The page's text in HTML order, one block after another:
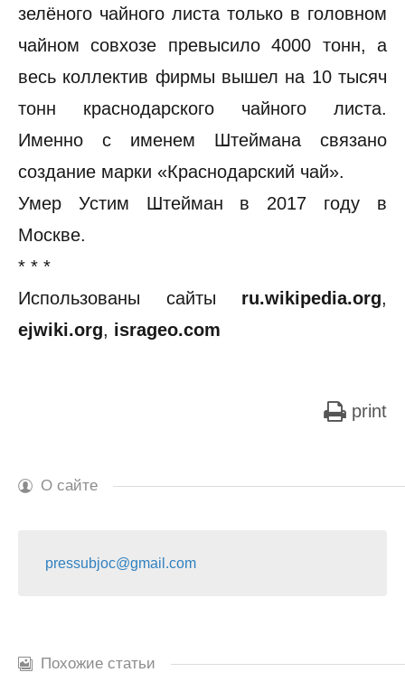
зелёного чайного листа только в головном
чайном совхозе превысило 4000 тонн, а
весь коллектив фирмы вышел на 10 тысяч
тонн краснодарского чайного листа.
Именно с именем Штеймана связано
создание марки «Краснодарский чай».
Умер Устим Штейман в 2017 году в
Москве.
* * *
Использованы сайты ru.wikipedia.org,
ejwiki.org, isrageo.com
print
О сайте
pressubjoc@gmail.com
Похожие статьи